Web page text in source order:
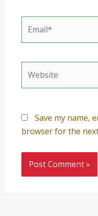
Save my name,
browser for the